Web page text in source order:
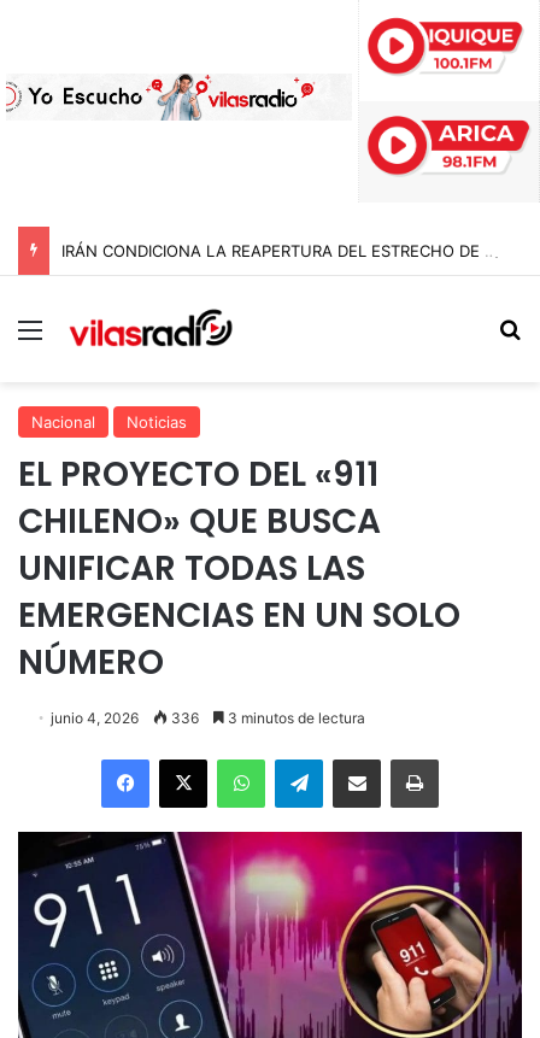
IRÁN CONDICIONA LA REAPERTURA DEL ESTRECHO DE ORMUZ Y EXIGE A ESTADOS UNIDOS EL FIN DEL BLOQUEO Y REPARACIONES DE GUERRA
Menú
Nacional Noticias
EL PROYECTO DEL «911
CHILENO» QUE BUSCA
UNIFICAR TODAS LAS
EMERGENCIAS EN UN SOLO
NÚMERO
junio 4, 2026 336 3 minutos de lectura
Facebook
X WhatsAppTelegramEnviar vía email Imprimir